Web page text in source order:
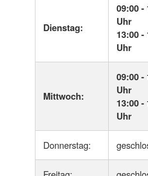
Dienstag:
09:00 -
Uhr
13:00 -
Uhr
Mittwoch:
09:00 -
Uhr
13:00 -
Uhr
Donnerstag: